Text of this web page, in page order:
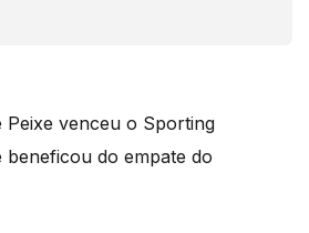
Peixe venceu o Sporting
beneficou do empate do